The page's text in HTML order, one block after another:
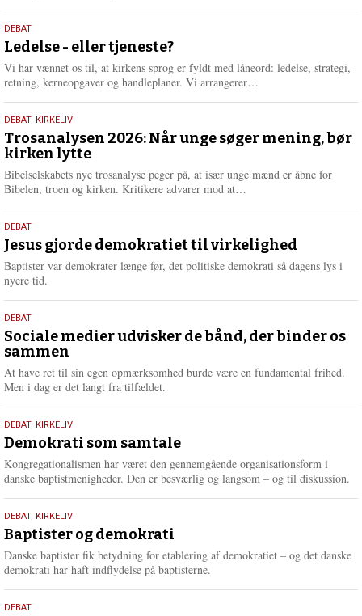
e
r
e
10.
juni
2026
DEBAT
Ledelse - eller tjeneste?
Vi har vænnet os til, at kirkens sprog er fyldt med låneord: ledelse, strategi,
retning, kerneopgaver og handleplaner. Vi arrangerer…
e
2.
juni
2026
DEBAT, KIRKELIV
Trosanalysen 2026: Når unge søger mening, bør
kirken lytte
Bibelselskabets nye trosanalyse peger på, at især unge mænd er åbne for
Bibelen, troen og kirken. Kritikere advarer mod at…
e
r
18.
maj
2026
DEBAT
Jesus gjorde demokratiet til virkelighed
Baptister var demokrater længe før, det politiske demokrati så dagens lys i
nyere tid.
18.
maj
2026
DEBAT
Sociale medier udvisker de bånd, der binder os
sammen
At have ret til sin egen opmærksomhed burde være en fundamental frihed.
Men i dag er det langt fra tilfældet.
18.
maj
2026
DEBAT, KIRKELIV
Demokrati som samtale
Kongregationalismen har været den gennemgående organisationsform i
danske baptistmenigheder. Den er besværlig og langsom – og til diskussion.
18.
maj
2026
DEBAT, KIRKELIV
Baptister og demokrati
Danske baptister fik betydning for etablering af demokratiet – og det danske
demokrati har haft indflydelse på baptisterne.
18.
DEBAT